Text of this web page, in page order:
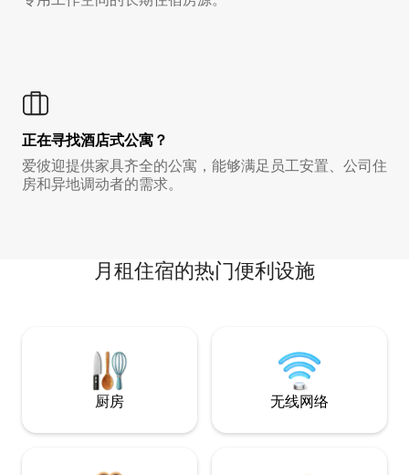
正在寻找酒店式公寓？
爱彼迎提供家具齐全的公寓，能够满足员工安置、公司住
房和异地调动者的需求。
月租住宿的热门便利设施
厨房 无线网络